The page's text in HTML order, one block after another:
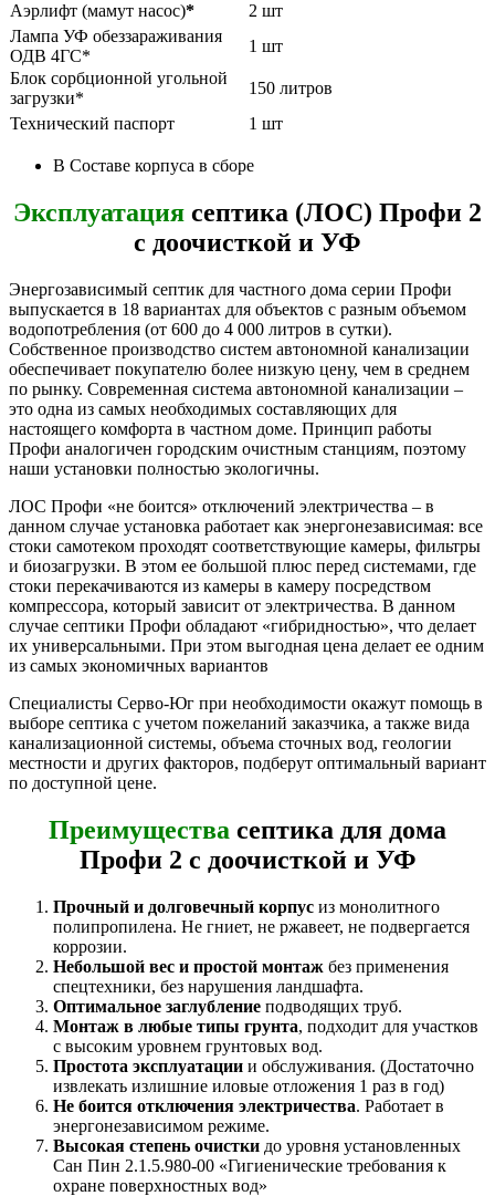
Аэрлифт (мамут насос)*
2 шт
Лампа УФ обеззараживания
ОДВ 4ГС*
1 шт
Блок сорбционной угольной
загрузки*
150 литров
Технический паспорт
1 шт
В Составе корпуса в сборе
Эксплуатация септика (ЛОС) Профи 2
с доочисткой и УФ
Энергозависимый септик для частного дома серии Профи
выпускается в 18 вариантах для объектов с разным объемом
водопотребления (от 600 до 4 000 литров в сутки).
Собственное производство систем автономной канализации
обеспечивает покупателю более низкую цену, чем в среднем
по рынку. Современная система автономной канализации –
это одна из самых необходимых составляющих для
настоящего комфорта в частном доме. Принцип работы
Профи аналогичен городским очистным станциям, поэтому
наши установки полностью экологичны.
ЛОС Профи «не боится» отключений электричества – в
данном случае установка работает как энергонезависимая: все
стоки самотеком проходят соответствующие камеры, фильтры
и биозагрузки. В этом ее большой плюс перед системами, где
стоки перекачиваются из камеры в камеру посредством
компрессора, который зависит от электричества. В данном
случае септики Профи обладают «гибридностью», что делает
их универсальными. При этом выгодная цена делает ее одним
из самых экономичных вариантов
Специалисты Серво-Юг при необходимости окажут помощь в
выборе септика с учетом пожеланий заказчика, а также вида
канализационной системы, объема сточных вод, геологии
местности и других факторов, подберут оптимальный вариант
по доступной цене.
Преимущества септика для дома
Профи 2 с доочисткой и УФ
Прочный и долговечный корпус из монолитного
полипропилена. Не гниет, не ржавеет, не подвергается
коррозии.
Небольшой вес и простой монтаж без применения
спецтехники, без нарушения ландшафта.
Оптимальное заглубление подводящих труб.
Монтаж в любые типы грунта, подходит для участков
с высоким уровнем грунтовых вод.
Простота эксплуатации и обслуживания. (Достаточно
извлекать излишние иловые отложения 1 раз в год)
Не боится отключения электричества. Работает в
энергонезависимом режиме.
Высокая степень очистки до уровня установленных
Сан Пин 2.1.5.980-00 «Гигиенические требования к
охране поверхностных вод»